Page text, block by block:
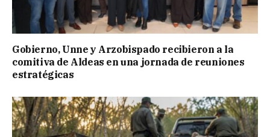
Gobierno, Unne y Arzobispado recibieron a la
comitiva de Aldeas en una jornada de reuniones
estratégicas